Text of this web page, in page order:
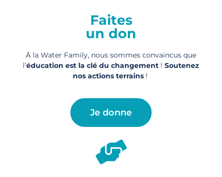
Faites
un don
À la Water Family, nous sommes convaincus que
l’éducation est la clé du changement ! Soutenez
nos actions terrains!
Je donne